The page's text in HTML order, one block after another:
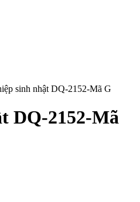
sinh nhật DQ-2152-Mã G
DQ-2152-Mã